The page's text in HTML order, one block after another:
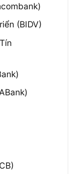
(BIDV)